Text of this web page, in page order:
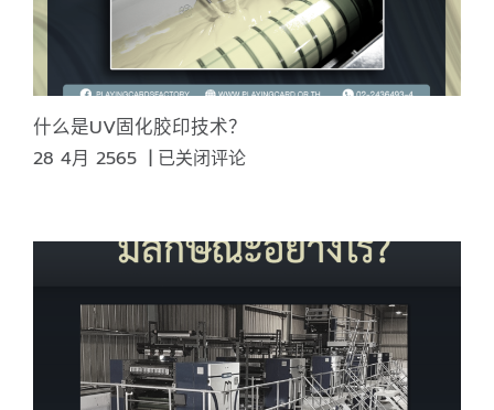
心
理
意
义。
则
组
成。
什么是UV固化胶印技术？
28 4月 2565 | 什
UV
固
胶
印
技
术？
已关闭评论